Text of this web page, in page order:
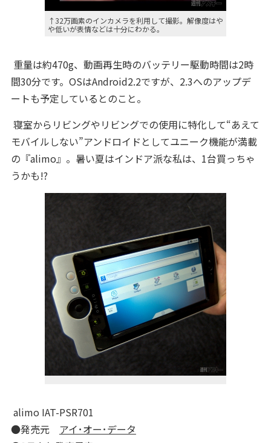
↑32万画素のインカメラを利用して撮影。解像度はや
や低いが表情などは十分にわかる。
重量は約470g、動画再生時のバッテリー駆動時間は2時
間30分です。OSはAndroid2.2ですが、2.3へのアップデ
ートも予定しているとのこと。
寝室からリビングやリビングでの使用に特化して“あえて
モバイルしない”アンドロイドとしてユニーク機能が満載
の『alimo』。暑い夏はインドア派な私は、1台買っちゃ
うかも!?
alimo IAT-PSR701
●発売元 アイ･オー･データ